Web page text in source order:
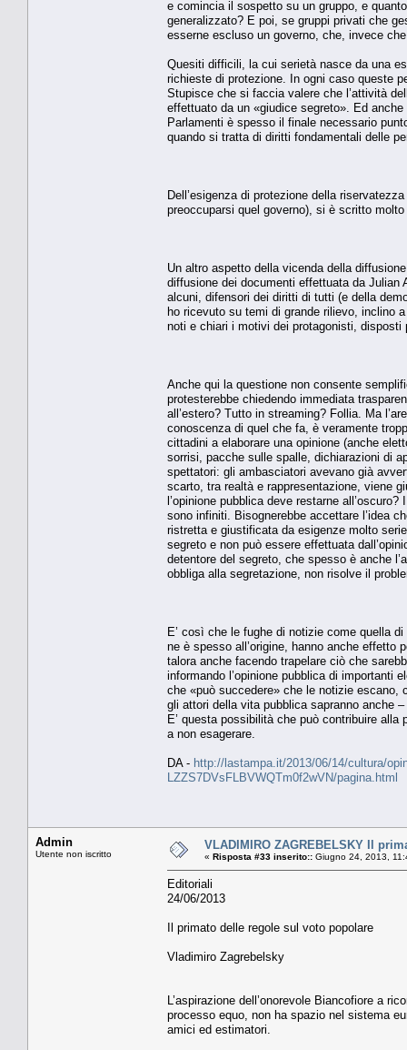
e comincia il sospetto su un gruppo, e
generalizzato? E poi, se gruppi privati che
esserne escluso un governo, che, invece
Quesiti difficili, la cui serietà nasce da una
richieste di protezione. In ogni caso queste
Stupisce che si faccia valere che l’attività
effettuato da un «giudice segreto». Ed
Parlamenti è spesso il finale necessario
quando si tratta di diritti fondamentali delle
Dell’esigenza di protezione della
preoccuparsi quel governo), si è scritto
Un altro aspetto della vicenda della
diffusione dei documenti effettuata da Julian
alcuni, difensori dei diritti di tutti (e della
ho ricevuto su temi di grande rilievo, inclino
noti e chiari i motivi dei protagonisti,
Anche qui la questione non consente
protesterebbe chiedendo immediata
all’estero? Tutto in streaming? Follia. Ma
conoscenza di quel che fa, è veramente
cittadini a elaborare una opinione (anche
sorrisi, pacche sulle spalle, dichiarazioni di
spettatori: gli ambasciatori avevano già
scarto, tra realtà e rappresentazione, viene
l’opinione pubblica deve restarne
sono infiniti. Bisognerebbe accettare l’idea
ristretta e giustificata da esigenze molto
segreto e non può essere effettuata
detentore del segreto, che spesso è anche
obbliga alla segretazione, non risolve il
E’ così che le fughe di notizie come quella
ne è spesso all’origine, hanno anche effetto
talora anche facendo trapelare ciò che
informando l’opinione pubblica di importanti
che «può succedere» che le notizie escano,
gli attori della vita pubblica sapranno anche
E’ questa possibilità che può contribuire
a non esagerare.
DA - http://lastampa.it/2013/06/14/cultura/
LZZS7DVsFLBVWQTm0f2wVN/pagina.html
Admin
Utente non iscritto
VLADIMIRO ZAGREBELSKY Il
« Risposta #33 inserito:: Giugno 24, 2013,
Editoriali
24/06/2013
Il primato delle regole sul voto popolare
Vladimiro Zagrebelsky
L’aspirazione dell’onorevole Biancofiore a
processo equo, non ha spazio nel sistema
amici ed estimatori.